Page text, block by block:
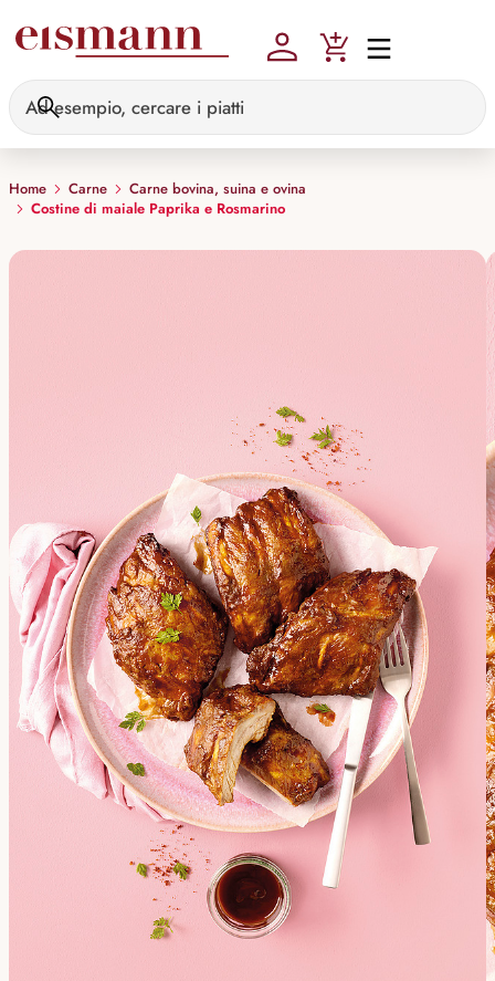
Home Carne
Carne bovina, suina e ovina
Costine di maiale Paprika e Rosmarino